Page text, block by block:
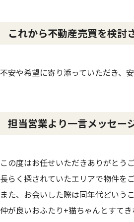
これから不動産売買を検
不安や希望に寄り添っていただき、
担当営業より一言メッセー
この度はお任せいただきありがとう
長らく探されていたエリアで物件を
また、お会いした際は同年代どいう
仲が良いおふたり+猫ちゃんとすて